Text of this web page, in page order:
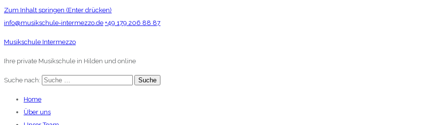
Zum Inhalt springen (Enter drücken)
info@musikschule-intermezzo.de +49 179 206 88 87
Musikschule Intermezzo
Ihre private Musikschule in Hilden und online
Suche nach:
Home
Über uns